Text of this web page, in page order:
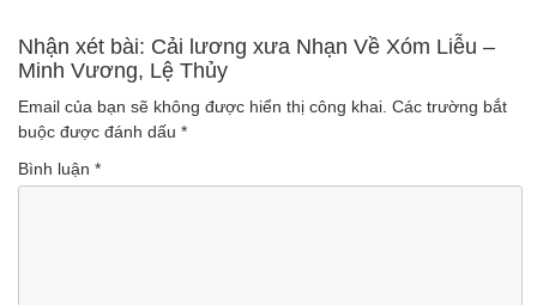
(Lượt nghe: 622)
lương NSUT Thanh Ngân hay nhất
(Lượt nghe: 606)
Nhận xét bài: Cải lương xưa Nhạn Về Xóm Liễu –
Minh Vương, Lệ Thủy
Email của bạn sẽ không được hiển thị công khai. Các trường bắt
buộc được đánh dấu *
Bình luận *